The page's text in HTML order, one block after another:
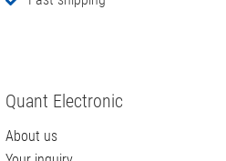
Quant Electronic
About us